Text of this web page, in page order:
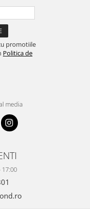
promotiile
Politica de
media